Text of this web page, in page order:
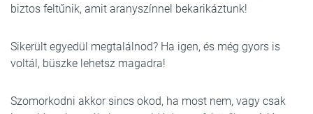
biztos feltűnik, amit aranyszínnel bekarikáztunk!
Sikerült egyedül megtalálnod? Ha igen, és még gyors is
voltál, büszke lehetsz magadra!
Szomorkodni akkor sincs okod, ha most nem, vagy csak